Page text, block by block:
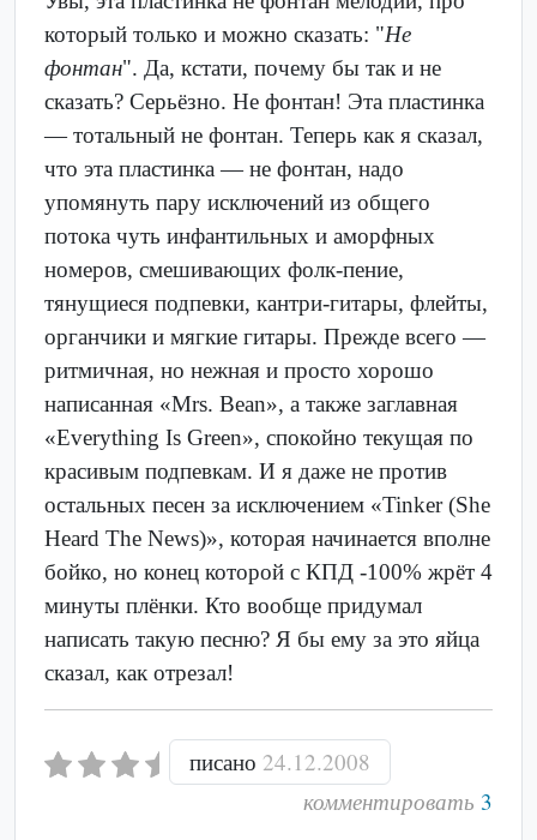
который только и можно сказать: "Не
фонтан". Да, кстати, почему бы так и не
сказать? Серьёзно. Не фонтан! Эта пластинка
— тотальный не фонтан. Теперь как я сказал,
что эта пластинка — не фонтан, надо
упомянуть пару исключений из общего
потока чуть инфантильных и аморфных
номеров, смешивающих фолк-пение,
тянущиеся подпевки, кантри-гитары, флейты,
органчики и мягкие гитары. Прежде всего —
ритмичная, но нежная и просто хорошо
написанная «Mrs. Bean», а также заглавная
«Everything Is Green», спокойно текущая по
красивым подпевкам. И я даже не против
остальных песен за исключением «Tinker (She
Heard The News)», которая начинается вполне
бойко, но конец которой с КПД -100% жрёт 4
минуты плёнки. Кто вообще придумал
написать такую песню? Я бы ему за это яйца
сказал, как отрезал!
писано 24.12.2008
комментировать 3